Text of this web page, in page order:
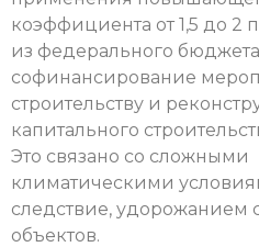
коэффициента от 1,5 до 2
из федерального
софинансирование
строительству и
капитального
Это связано со сложными
климатическими
следствие, удорожанием
объектов.